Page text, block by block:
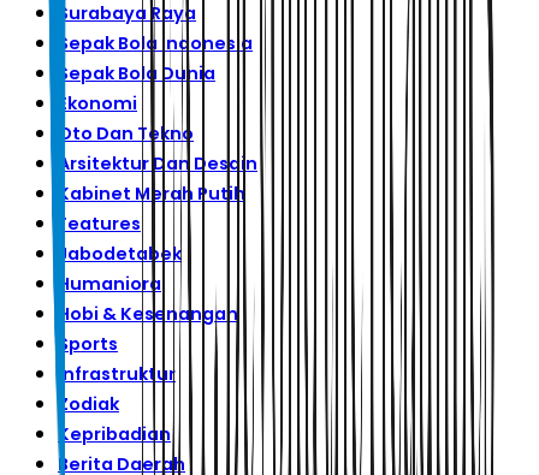
Surabaya Raya
Sepak Bola Indonesia
Sepak Bola Dunia
Ekonomi
Oto Dan Tekno
Arsitektur Dan Desain
Kabinet Merah Putih
Features
Jabodetabek
Humaniora
Hobi & Kesenangan
Sports
Infrastruktur
Zodiak
Kepribadian
Berita Daerah